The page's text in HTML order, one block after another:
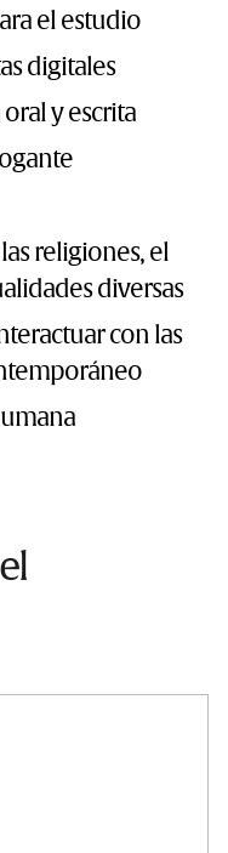
el estudio
digitales
y escrita
religiones, el
diversas
con las